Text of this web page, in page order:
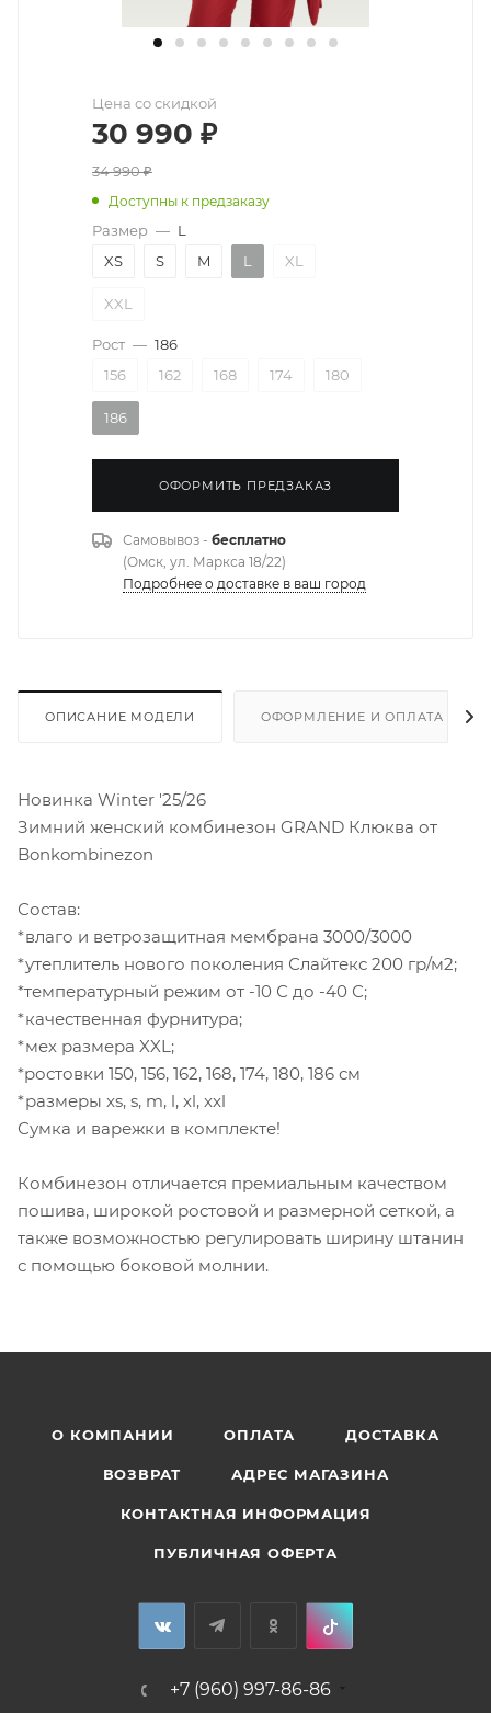
Цена со скидкой
30 990 ₽
34 990₽
Доступны к предзаказу
Размер — L
XS
S M L XL
XXL
Рост — 186
156
162 168 174 180
186
ОФОРМИТЬ ПРЕДЗАКАЗ
Самовывоз - бесплатно
(Омск, ул. Маркса 18/22)
Подробнее о доставке в ваш город
ОПИСАНИЕ МОДЕЛИ ОФОРМЛЕНИЕ И ОПЛАТА
Новинка Winter '25/26
Зимний женский комбинезон GRAND Клюква от
Bonkombinezon
Состав:
*влаго и ветрозащитная мембрана 3000/3000
*утеплитель нового поколения Слайтекс 200 гр/м2;
*температурный режим от -10 С до -40 С;
*качественная фурнитура;
*мех размера XXL;
*ростовки 150, 156, 162, 168, 174, 180, 186 см
*размеры xs, s, m, l, xl, xxl
Сумка и варежки в комплекте!
Комбинезон отличается премиальным качеством
пошива, широкой ростовой и размерной сеткой, а
также возможностью регулировать ширину штанин
с помощью боковой молнии.
О КОМПАНИИ ОПЛАТА ДОСТАВКА
ВОЗВРАТ АДРЕС МАГАЗИНА
КОНТАКТНАЯ ИНФОРМАЦИЯ
ПУБЛИЧНАЯ ОФЕРТА
+7 (960) 997-86-86